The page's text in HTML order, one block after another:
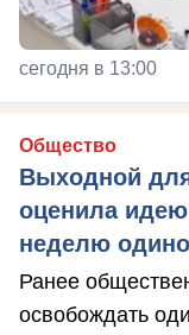
сегодня в 13:00
Общество
Выходной
оценила
неделю
Ранее
освобождать